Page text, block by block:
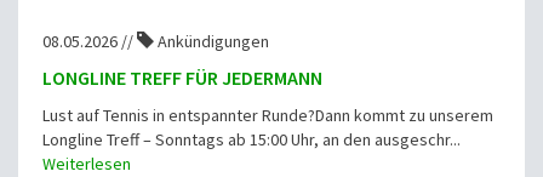
08.05.2026 // Ankündigungen
LONGLINE TREFF FÜR JEDERMANN
Lust auf Tennis in entspannter Runde?Dann kommt zu unserem
Longline Treff – Sonntags ab 15:00 Uhr, an den ausgeschr...
Weiterlesen